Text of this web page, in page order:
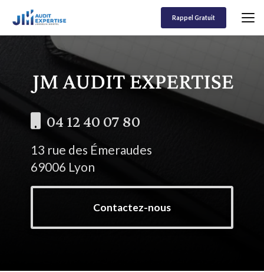
contenu
Rappel Gratuit
04 12 40 07 80
13 rue des Émeraudes
69006 Lyon
Contactez-nous